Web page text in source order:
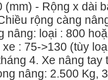
- Rộng x dài
rộng càng
nâng: loại : 800
: 75->130 (tùy
4. Xe nâng
nâng: 2.500 Kg,